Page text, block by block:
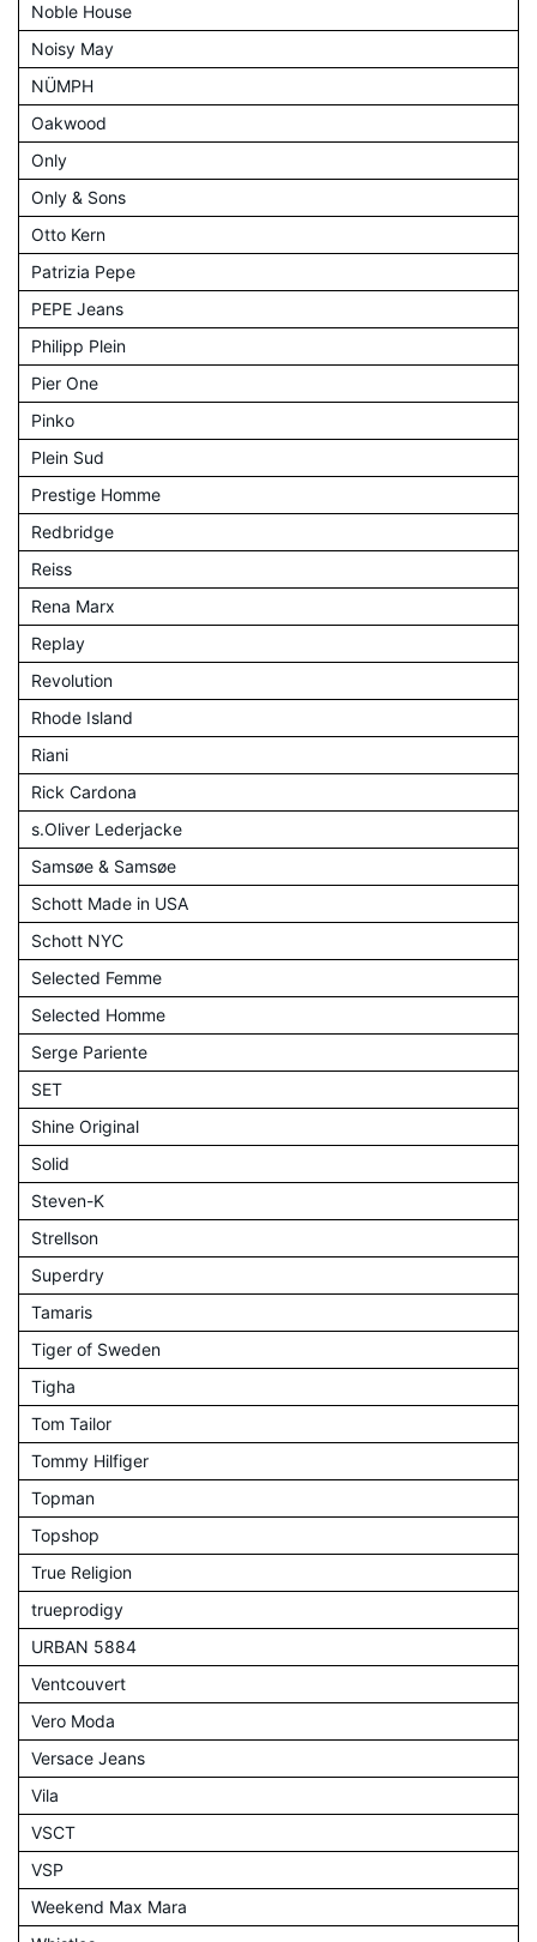
Noble House
Noisy May
NÜMPH
Oakwood
Only
Only & Sons
Otto Kern
Patrizia Pepe
PEPE Jeans
Philipp Plein
Pier One
Pinko
Plein Sud
Prestige Homme
Redbridge
Reiss
Rena Marx
Replay
Revolution
Rhode Island
Riani
Rick Cardona
s.Oliver Lederjacke
Samsøe & Samsøe
Schott Made in USA
Schott NYC
Selected Femme
Selected Homme
Serge Pariente
SET
Shine Original
Solid
Steven-K
Strellson
Superdry
Tamaris
Tiger of Sweden
Tigha
Tom Tailor
Tommy Hilfiger
Topman
Topshop
True Religion
trueprodigy
URBAN 5884
Ventcouvert
Vero Moda
Versace Jeans
Vila
VSCT
VSP
Weekend Max Mara